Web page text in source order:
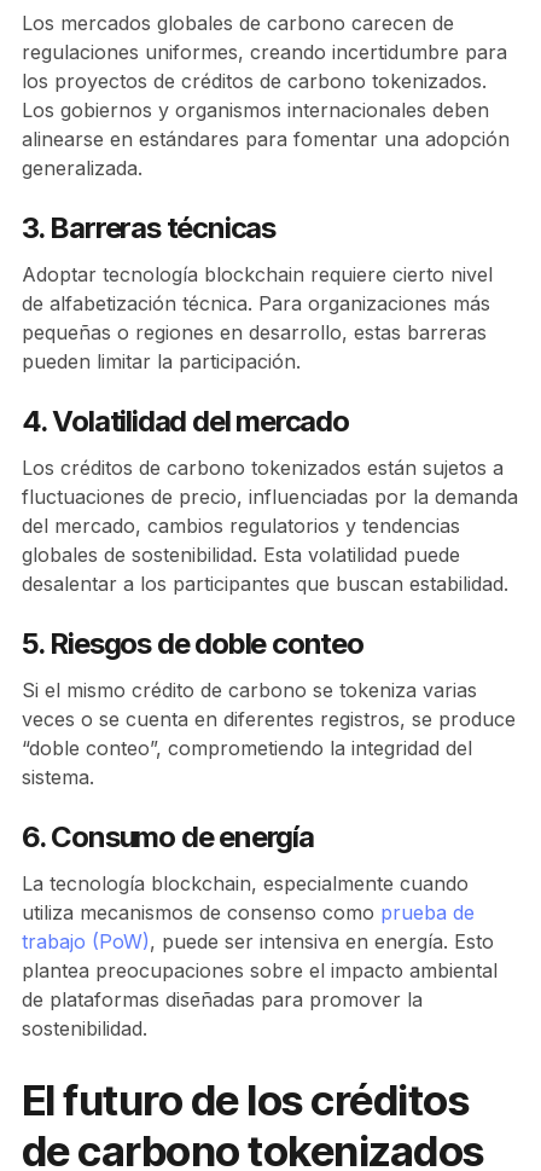
Los mercados globales de carbono carecen de
regulaciones uniformes, creando incertidumbre para
los proyectos de créditos de carbono tokenizados.
Los gobiernos y organismos internacionales deben
alinearse en estándares para fomentar una adopción
generalizada.
3. Barreras técnicas
Adoptar tecnología blockchain requiere cierto nivel
de alfabetización técnica. Para organizaciones más
pequeñas o regiones en desarrollo, estas barreras
pueden limitar la participación.
4. Volatilidad del mercado
Los créditos de carbono tokenizados están sujetos a
fluctuaciones de precio, influenciadas por la demanda
del mercado, cambios regulatorios y tendencias
globales de sostenibilidad. Esta volatilidad puede
desalentar a los participantes que buscan estabilidad.
5. Riesgos de doble conteo
Si el mismo crédito de carbono se tokeniza varias
veces o se cuenta en diferentes registros, se produce
“doble conteo”, comprometiendo la integridad del
sistema.
6. Consumo de energía
La tecnología blockchain, especialmente cuando
utiliza mecanismos de consenso como prueba de
trabajo (PoW), puede ser intensiva en energía. Esto
plantea preocupaciones sobre el impacto ambiental
de plataformas diseñadas para promover la
sostenibilidad.
El futuro de los créditos
de carbono tokenizados